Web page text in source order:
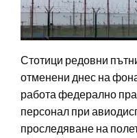
Стотици редовни
отменени днес на
работа федерално
персонал при
проследяване на